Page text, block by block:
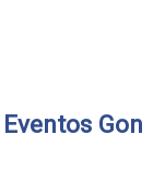
Eventos Gon